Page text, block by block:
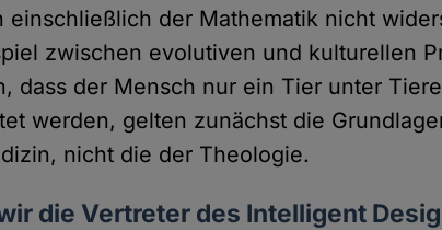
einschließlich der Mathematik nicht
zwischen evolutiven und kulturellen
dass der Mensch nur ein Tier unter
werden, gelten zunächst die
nicht die der Theologie.
die Vertreter des Intelligent